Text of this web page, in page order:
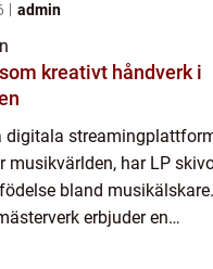
admin
kreativt håndverk i
digitala
musikvärlden, har LP
bland
erbjuder en